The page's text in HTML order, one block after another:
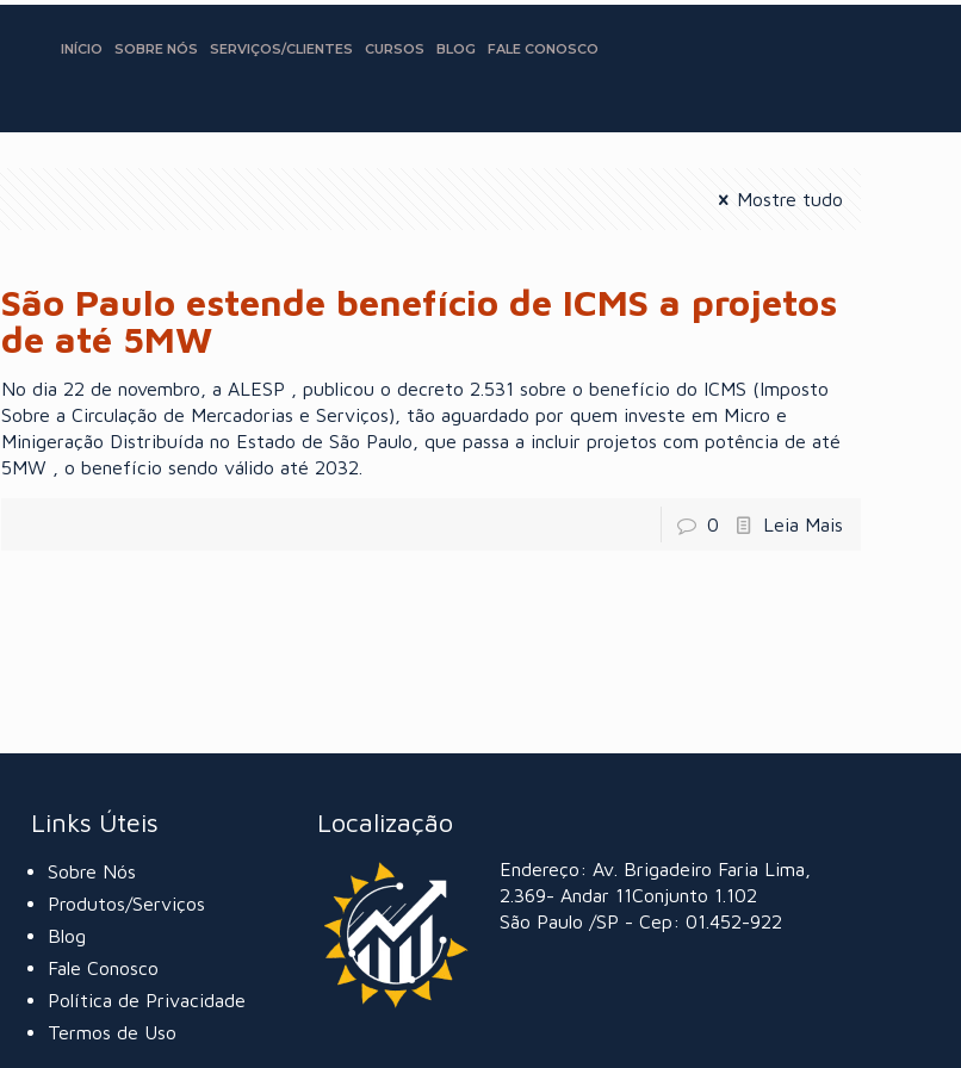
INÍCIO SOBRE NÓS SERVIÇOS/CLIENTES CURSOS BLOG FALE CONOSCO
Mostre tudo
São Paulo estende benefício de ICMS a projetos
de até 5MW
No dia 22 de novembro, a ALESP , publicou o decreto 2.531 sobre o benefício do ICMS (Imposto
Sobre a Circulação de Mercadorias e Serviços), tão aguardado por quem investe em Micro e
Minigeração Distribuída no Estado de São Paulo, que passa a incluir projetos com potência de até
5MW , o benefício sendo válido até 2032.
0 Leia Mais
Links Úteis
Sobre Nós
Produtos/Serviços
Blog
Fale Conosco
Política de Privacidade
Termos de Uso
Localização
Endereço: Av. Brigadeiro Faria Lima,
2.369- Andar 11Conjunto 1.102
São Paulo /SP - Cep: 01.452-922